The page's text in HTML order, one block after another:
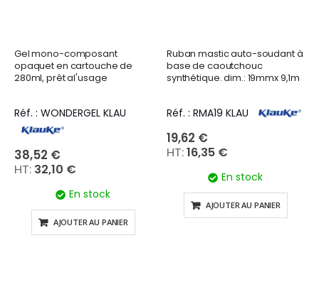
Gel mono-composant
opaquet en cartouche de
280ml, prêt al'usage
Réf. : WONDERGEL KLAU
38,52 €
32,10 €
En stock
AJOUTER AU PANIER
Ruban mastic auto-soudant à
base de caoutchouc
synthétique. dim.: 19mmx 9,1m
Réf. : RMA19 KLAU
19,62 €
16,35 €
En stock
AJOUTER AU PANIER